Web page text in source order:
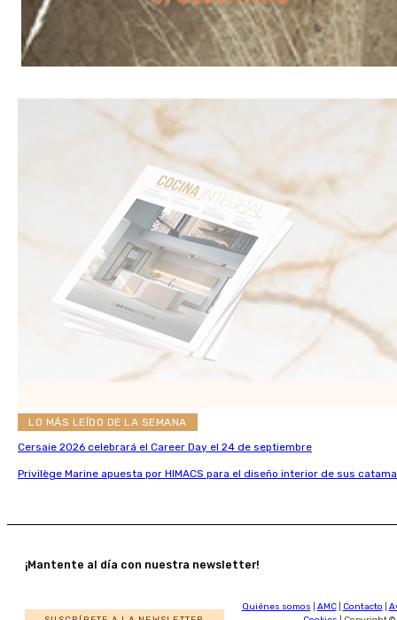
LO MÁS LEÍDO DE LA SEMANA
Cersaie 2026 celebrará el Career Day el 24 de septiembre
Privilège Marine apuesta por HIMACS para el diseño interior de sus
¡Mantente al día con nuestra newsletter!
Quiénes somos AMC| Contacto